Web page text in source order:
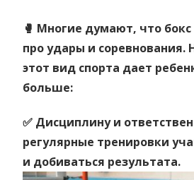
🥊 Многие думают, что
про удары и соревнования.
этот вид спорта дает
больше:
✅ Дисциплину и
регулярные тренировки
и добиваться результата.